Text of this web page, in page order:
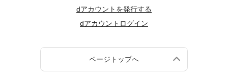
dアカウントを発行する
dアカウントログイン
ページトップへ